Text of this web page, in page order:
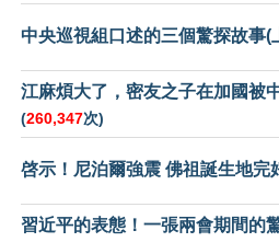
中央巡視組口述的三個驚探故事(
江麻煩大了，密友之子在加國被
(260,347次)
啓示！尼泊爾強震 佛祖誕生地完
習近平的表態！一張兩會期間的